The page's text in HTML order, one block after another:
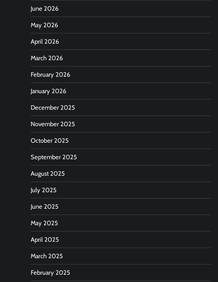
June 2026
May 2026
April 2026
March 2026
February 2026
January 2026
December 2025
November 2025
October 2025
September 2025
August 2025
July 2025
June 2025
May 2025
April 2025
March 2025
February 2025